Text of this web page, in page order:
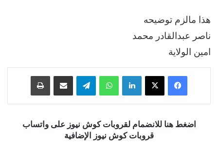
هذا مالزم توضيحه
ناصر عبدالقادر محمد
امين الولاية
فيسبوك ‫X لينكدإن واتساب تيلقرام
اضغط هنا للانضمام لقروبات كوش نيوز على واتساب
قروبات كوش نيوز الإضافية